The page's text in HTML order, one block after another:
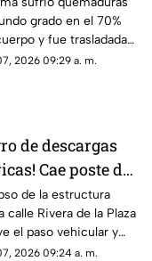
del Sur y deja a
grave
grado en el 70%
y fue trasladada
al Hospital General
2026 09:29 a. m.
de descargas
Cae poste de
tras
y bloquea
Ciudad Juárez
de la estructura
calle Rivera de la Plaza
el paso vehicular y
en alerta a los
2026 09:24 a. m.